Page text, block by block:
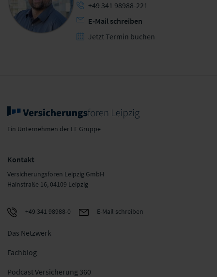
+49 341 98988-221
E-Mail schreiben
Jetzt Termin buchen
Ein Unternehmen der LF Gruppe
Kontakt
Versicherungsforen Leipzig GmbH
Hainstraße 16, 04109 Leipzig
+49 341 98988-0 E-Mail schreiben
Das Netzwerk
Fachblog
Podcast Versicherung 360